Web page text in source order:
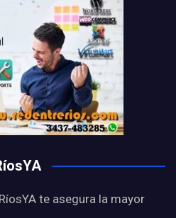
te asegura la mayor